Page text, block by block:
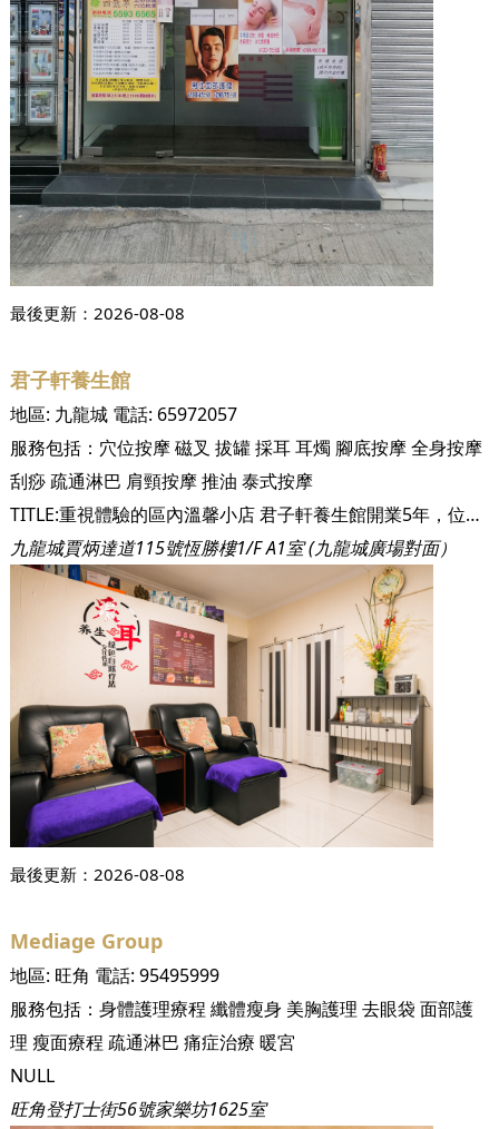
最後更新： 2026-08-08
君子軒養生館
地區: 九龍城電話: 65972057
服務包括： 穴位按摩磁叉 拔罐採耳耳燭 腳底按摩全身按摩
刮痧疏通淋巴 肩頸按摩推油 泰式按摩
TITLE:重視體驗的區內溫馨小店 君子軒養生館開業5年，位於九龍城獅子石道，鄰近區內地標九龍城廣場，距離宋皇臺地鐵站只有約10分鐘路程，乘搭屯馬綫即可以輕鬆到達，十分方便。君子軒養生館的風格是社區內家庭式小店，給人一種家的感覺，簡單整潔而溫馨。 小店主要採用預約制度，提供獨立單人房間、3人房間及大堂設置多張按摩椅位置給您選擇。無論您是想一個人靜靜地享受按摩時光，或是希望約好另一半及三五知己一同按摩，放鬆一下，君子軒養生館都能滿足您的需要。為了令您的按摩體驗更錦上添花，更具娛樂性，3人按摩房間更設有不同娛樂及減壓設備，讓您可以一邊按摩一邊練歌，生色不少，盡情和好友享受快樂時光。君子軒養生館更設有有浴室及更衣室，方便您進行各樣全身療程後，保持清爽乾淨。 TITLE:療程多樣化 頭療、採耳及洗眼服務一應俱全 君子軒養生館在穴位按摩、香薰推油、淋巴排毒去水腫及足部按摩的服務質素出色，各種類應有盡有 同時提供各種身體療程，專業採耳、芳療耳燭、頭療、眼療、清潔洗鼻療程及上海式修腳，照顧您全身各個部位的需要。當中洗眼及洗鼻療程在坊間甚少找到，洗眼療程是針對眼球護理，清潔復能抗衰老，讓眼穴舒壓，而洗鼻療程則包括鼻容修剪，清潔鼻垢鼻腔，有舒道鼻道的作用，值得一試。如果想體驗由頭到腳指的尊貴呵護，君子軒養生館更有提供長達兩小時的至尊獨家療程。至尊獨家療程由採耳、耳燭到眼療及洗鼻服務都包括在內，然後再加上經絡養生淋巴排毒，保證能驅走您身體各個部位的疲勞，回復元氣滿滿的身體，容光煥發。 TITLE:資深按摩師深入照顧您所需 在按摩師的質素上,君子軒養生館的按摩師均具有10以上的年經驗，大部分更為區內街坊服務多年，口碑良好。資深按摩師擅長與客人溝通，能適時提問及聆聽您的需要，因此能找出痛處及問題癥結所在而對症下藥，令效果更為顯著。
九龍城賈炳達道115號恆勝樓1/F A1室 (九龍城廣場對面）
最後更新： 2026-08-08
Mediage Group
地區: 旺角 電話: 95495999
服務包括： 身體護理療程 纖體瘦身 美胸護理 去眼袋 面部護
理 瘦面療程 疏通淋巴 痛症治療 暖宮
NULL
旺角登打士街56號家樂坊1625室